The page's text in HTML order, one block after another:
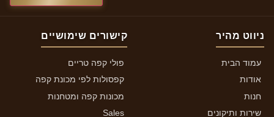
ניווט מהיר
עמוד הבית
אודות
חנות
שירות ותיקונים
קישורים שימושיים
פולי קפה טריים
קפסולות לפי מכונת קפה
מכונות קפה ומטחנות
Sales